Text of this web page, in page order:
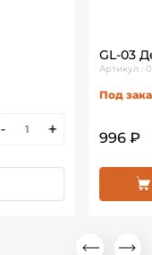
- +
GL-03
Артикул :
Под
996 ₽